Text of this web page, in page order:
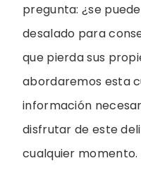
pregunta: ¿se
desalado para
que pierda sus
abordaremos esta
información
disfrutar de este
cualquier momento.